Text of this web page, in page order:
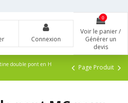
Connexion
0
Voir le panier /
Générer un
devis
double pont en H
Page Produit